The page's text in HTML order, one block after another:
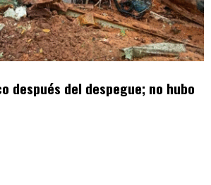
después del despegue; no hubo